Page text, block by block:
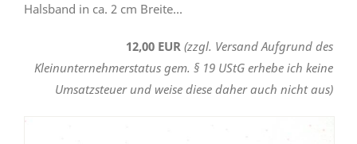
Halsband in ca. 2 cm Breite...
12,00 EUR (zzgl. Versand Aufgrund des
Kleinunternehmerstatus gem. § 19 UStG erhebe ich keine
Umsatzsteuer und weise diese daher auch nicht aus)